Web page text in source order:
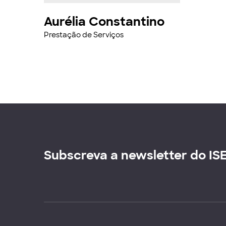
Aurélia Constantino
Prestação de Serviços
Subscreva a newsletter do